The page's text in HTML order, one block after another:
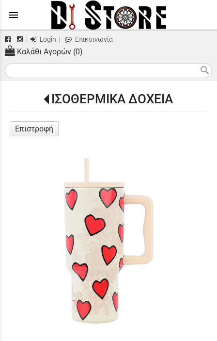
menu
| Login | Επικοινωνία
Καλάθι Αγορών (0)
search
ΙΣΟΘΕΡΜΙΚΑ ΔΟΧΕΙΑ
Επιστροφή